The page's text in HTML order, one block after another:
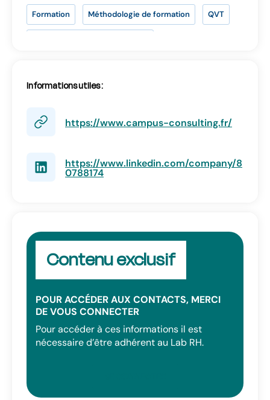
Formation Méthodologie de formation QVT
Volet administratif du recrutement
Motivation et engagement
Préqualification des candidats
Informations utiles :
https://www.campus-consulting.fr/
https://www.linkedin.com/company/8
0788174
Contenu exclusif
POUR ACCÉDER AUX CONTACTS, MERCI
DE VOUS CONNECTER
Pour accéder à ces informations il est
nécessaire d’être adhérent au Lab RH.
SE CONNECTER